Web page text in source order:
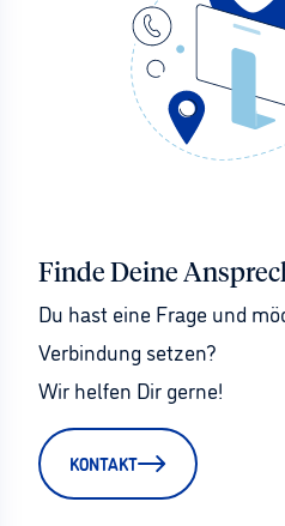
Finde Deine
Du hast eine Frage und
Verbindung setzen?
Wir helfen Dir gerne!
KONTAKT